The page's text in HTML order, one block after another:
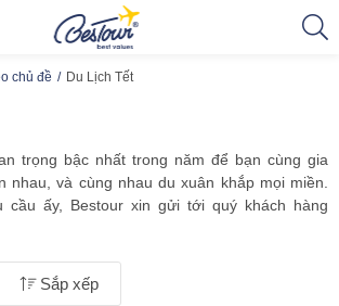
chủ đề Du Lịch Tết
trọng bậc nhất trong năm để bạn cùng gia
nhau, và cùng nhau du xuân khắp mọi miền.
cầu ấy, Bestour xin gửi tới quý khách hàng
để đảm bảo chất lượng dịch vụ hoàn hảo
Sắp xếp